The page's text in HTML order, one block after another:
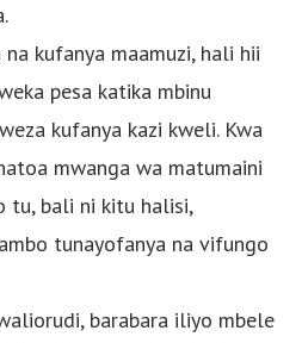
kufanya maamuzi, hali hii
pesa katika mbinu
kufanya kazi kweli. Kwa
mwanga wa matumaini
tu, bali ni kitu halisi,
tunayofanya na vifungo
barabara iliyo mbele